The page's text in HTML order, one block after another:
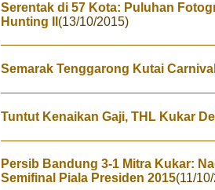
Serentak di 57 Kota: Puluhan
Hunting II (13/10/2015)
Semarak Tenggarong Kutai
Tuntut Kenaikan Gaji, THL Kukar
Persib Bandung 3-1 Mitra Kukar:
Semifinal Piala Presiden 2015(11/